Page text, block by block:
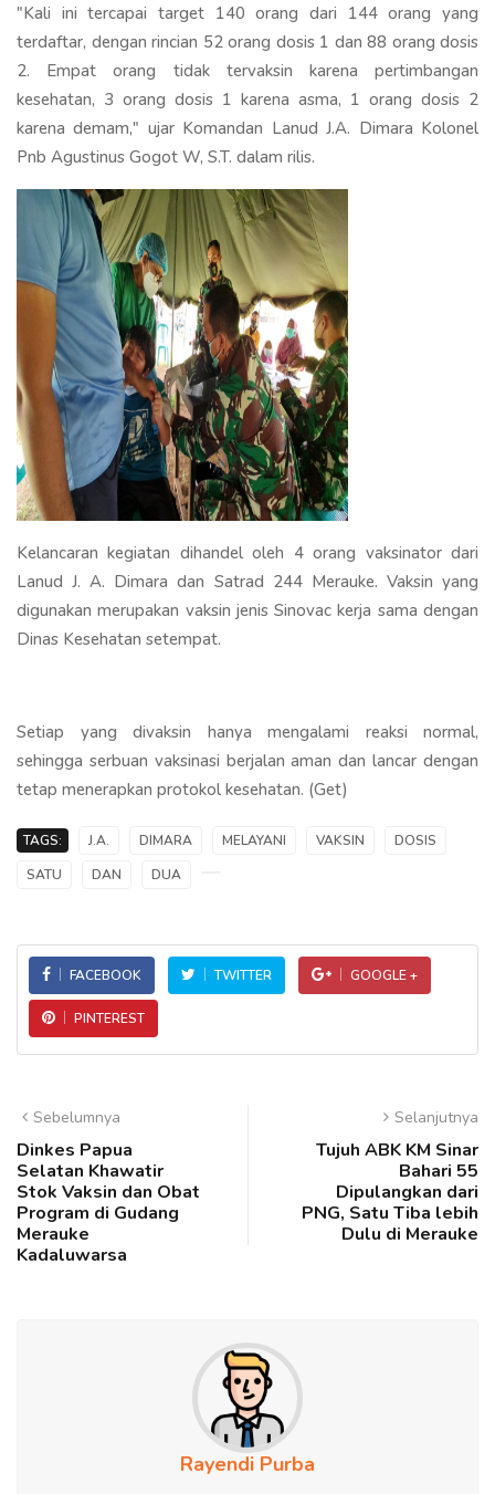
"Kali ini tercapai target 140 orang dari 144 orang yang
terdaftar, dengan rincian 52 orang dosis 1 dan 88 orang dosis
2. Empat orang tidak tervaksin karena pertimbangan
kesehatan, 3 orang dosis 1 karena asma, 1 orang dosis 2
karena demam," ujar Komandan Lanud J.A. Dimara Kolonel
Pnb Agustinus Gogot W, S.T. dalam rilis.
Kelancaran kegiatan dihandel oleh 4 orang vaksinator dari
Lanud J. A. Dimara dan Satrad 244 Merauke. Vaksin yang
digunakan merupakan vaksin jenis Sinovac kerja sama dengan
Dinas Kesehatan setempat.
Setiap yang divaksin hanya mengalami reaksi normal,
sehingga serbuan vaksinasi berjalan aman dan lancar dengan
tetap menerapkan protokol kesehatan. (Get)
TAGS: J.A. DIMARA MELAYANI VAKSIN
DOSIS
SATU
DAN DUA
FACEBOOK TWITTER GOOGLE +
PINTEREST
Sebelumnya
Dinkes Papua
Selatan Khawatir
Stok Vaksin dan Obat
Program di Gudang
Merauke
Kadaluwarsa
Selanjutnya
Tujuh ABK KM Sinar
Bahari 55
Dipulangkan dari
PNG, Satu Tiba lebih
Dulu di Merauke
Rayendi Purba